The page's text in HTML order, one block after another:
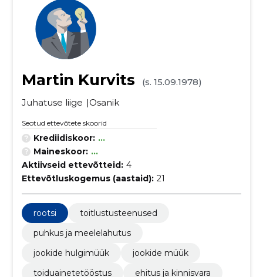
Martin Kurvits
(s. 15.09.1978)
Juhatuse liige
Osanik
Seotud ettevõtete skoorid
Krediidiskoor: ...
Maineskoor: ...
Aktiivseid ettevõtteid: 4
Ettevõtluskogemus (aastaid): 21
rootsi
toitlustusteenused
puhkus ja meelelahutus
jookide hulgimüük
jookide müük
toiduainetetööstus
ehitus ja kinnisvara